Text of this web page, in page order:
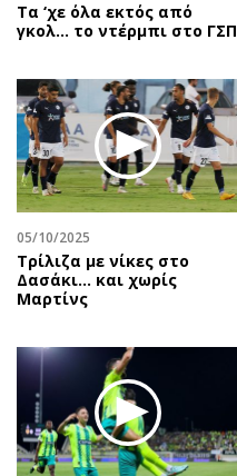
Τα ‘χε όλα εκτός από
γκολ… το ντέρμπι στο ΓΣΠ
05/10/2025
Τρίλιζα με νίκες στο
Δασάκι… και χωρίς
Μαρτίνς